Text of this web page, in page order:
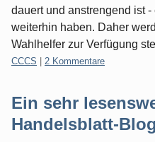
dauert und anstrengend ist
weiterhin haben. Daher
Wahlhelfer zur Verfügung
Kategorien:
CCCS 2 Kommentare
Ein sehr
Handelsblatt-